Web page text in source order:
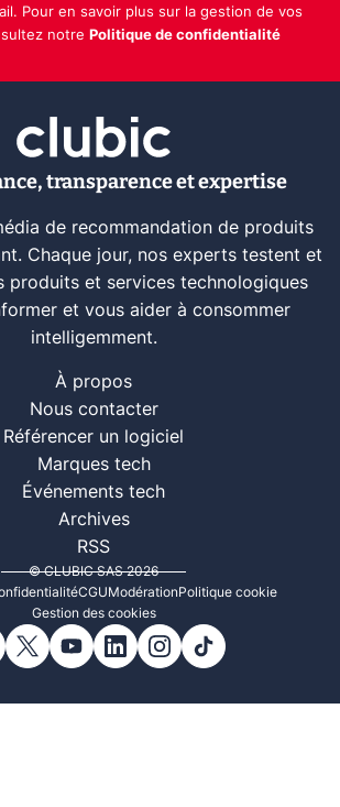
Pour en savoir plus sur la gestion de vos
notre Politique de confidentialité
transparence et expertise
de recommandation de produits
Chaque jour, nos experts testent et
produits et services technologiques
et vous aider à consommer
intelligemment.
À propos
Nous contacter
Référencer un logiciel
Marques tech
Événements tech
Archives
RSS
© CLUBIC SAS 2026
CGUModérationPolitique cookie
Gestion des cookies